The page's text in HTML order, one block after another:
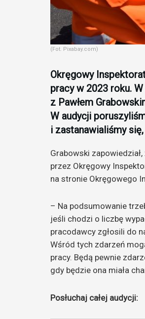
(Fot. Pixabay.com)
Okręgowy
pracy w 2023 roku.
z Pawłem
W audycji
i zastanawialiśmy
Grabowski
przez Okręgowy
na stronie Okręgowego
– Na podsumowanie
jeśli chodzi o liczbę
pracodawcy zgłosili do
Wśród tych zdarzeń
pracy. Będą pewnie
gdy będzie ona miała
Posłuchaj całej audycji: